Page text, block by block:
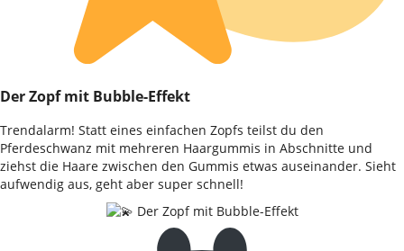
Der Zopf mit Bubble-Effekt
Trendalarm! Statt eines einfachen Zopfs teilst du den
Pferdeschwanz mit mehreren Haargummis in Abschnitte und
ziehst die Haare zwischen den Gummis etwas auseinander. Sieht
aufwendig aus, geht aber super schnell!